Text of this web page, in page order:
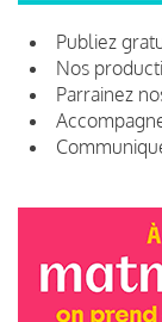
Publiez
Nos
Parrainez